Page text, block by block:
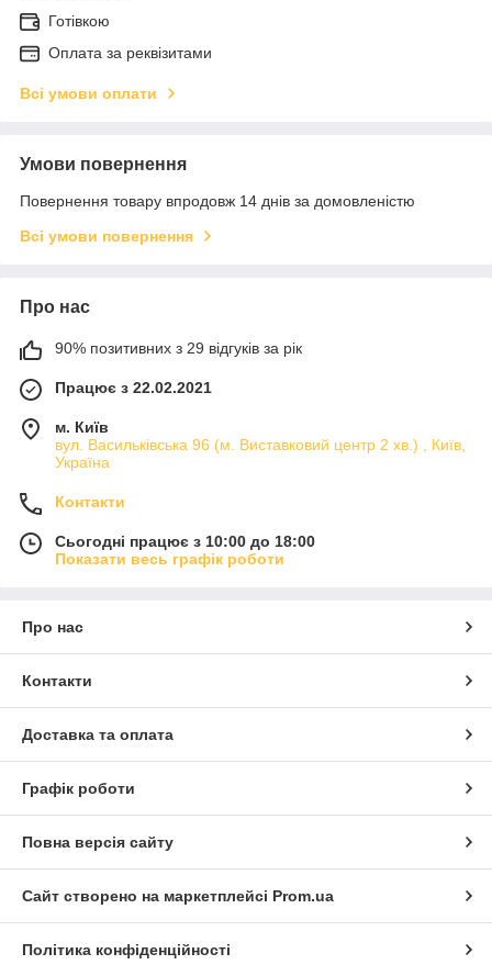
Готівкою
Оплата за реквізитами
Всі умови оплати
Умови повернення
Повернення товару впродовж 14 днів за домовленістю
Всі умови повернення
Про нас
90% позитивних з 29 відгуків за рік
Працює з 22.02.2021
м. Київ
вул. Васильківська 96 (м. Виставковий центр 2 хв.) , Київ,
Україна
Контакти
Сьогодні працює з 10:00 до 18:00
Показати весь графік роботи
Про нас
Контакти
Доставка та оплата
Графік роботи
Повна версія сайту
Сайт створено на маркетплейсі Prom.ua
Політика конфіденційності